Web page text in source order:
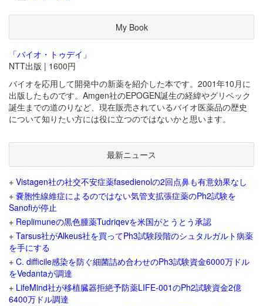
My Book
「バイオ・トゥデイ」
NTT出版 | 1600円
バイオを応用して開発中の新薬を紹介した本です。2001年10月に
出版したものです。Amgen社のEPOGEN誕生の経緯やグリベック
誕生までの道のりなど、現在販売されているバイオ医薬品の歴史
について知りたい方には役に立つのではないかと思います。
最新ニュース
+ Vistagen社の社交不安症薬fasedienolの2回点鼻も有意効果なし
+ 嚢胞性線維症によるのではない気管支拡張症薬のPh2試験を
Sanofiが停止
+ Replimuneの黒色腫薬Tudriqevを米国がとうとう承認
+ Tarsus社がAlkeus社を買ってPh3試験段階のシュタルガルト病薬
を手にする
+ C. difficile感染を防ぐ細菌詰め合わせのPh3試験資金6000万ドル
をVedantaが調達
+ LifeMind社が移植臓器拒絶予防薬LIFE-001のPh2試験資金2億
6400万ドル調達